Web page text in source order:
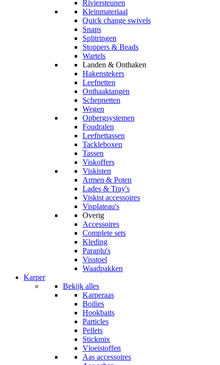
Riviersteunen
Kleinmateriaal
Quick change swivels
Snaps
Splitringen
Stoppers & Beads
Wartels
Landen & Onthaken
Hakenstekers
Leefnetten
Onthaaktangen
Schepnetten
Wegen
Opbergsystemen
Foudralen
Leefnettassen
Tackleboxen
Tassen
Viskoffers
Viskisten
Armen & Poten
Lades & Tray's
Viskist accessoires
Visplateau's
Overig
Accessoires
Complete sets
Kleding
Paraplu's
Visstoel
Waadpakken
Karper
Bekijk alles
Karperaas
Boilies
Hookbaits
Particles
Pellets
Stickmix
Vloeistoffen
Aas accessoires